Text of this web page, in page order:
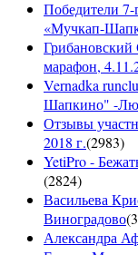
Победители
«Мучкап-
марафон,
Vernadka
Шапкино" -
Отзывы
2018 г.(2983)
YetiPro -
(2824)
Васильева
Виноградово(
Александра